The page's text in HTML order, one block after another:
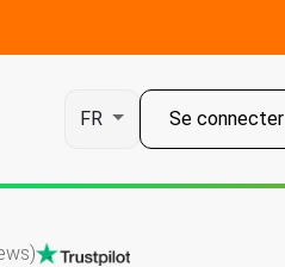
FR Se connecter